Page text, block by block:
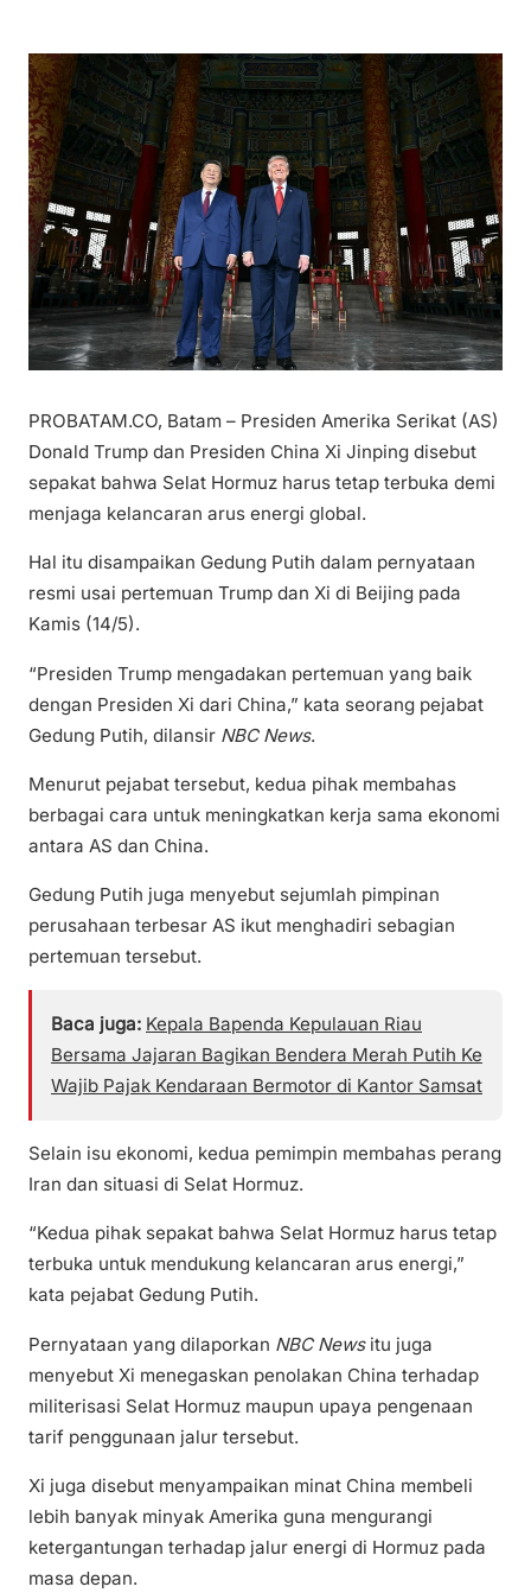
PROBATAM.CO, Batam – Presiden Amerika Serikat (AS)
Donald Trump dan Presiden China Xi Jinping disebut
sepakat bahwa Selat Hormuz harus tetap terbuka demi
menjaga kelancaran arus energi global.
Hal itu disampaikan Gedung Putih dalam pernyataan
resmi usai pertemuan Trump dan Xi di Beijing pada
Kamis (14/5).
“Presiden Trump mengadakan pertemuan yang baik
dengan Presiden Xi dari China,” kata seorang pejabat
Gedung Putih, dilansir NBC News.
Menurut pejabat tersebut, kedua pihak membahas
berbagai cara untuk meningkatkan kerja sama ekonomi
antara AS dan China.
Gedung Putih juga menyebut sejumlah pimpinan
perusahaan terbesar AS ikut menghadiri sebagian
pertemuan tersebut.
Baca juga: Kepala Bapenda Kepulauan Riau
Bersama Jajaran Bagikan Bendera Merah Putih Ke
Wajib Pajak Kendaraan Bermotor di Kantor Samsat
Selain isu ekonomi, kedua pemimpin membahas perang
Iran dan situasi di Selat Hormuz.
“Kedua pihak sepakat bahwa Selat Hormuz harus tetap
terbuka untuk mendukung kelancaran arus energi,”
kata pejabat Gedung Putih.
Pernyataan yang dilaporkan NBC News itu juga
menyebut Xi menegaskan penolakan China terhadap
militerisasi Selat Hormuz maupun upaya pengenaan
tarif penggunaan jalur tersebut.
Xi juga disebut menyampaikan minat China membeli
lebih banyak minyak Amerika guna mengurangi
ketergantungan terhadap jalur energi di Hormuz pada
masa depan.